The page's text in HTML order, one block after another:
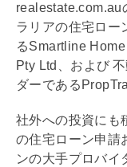
realestate.com.au
ラリアの住宅ロー
るSmartline
Pty Ltd、および
ダーである
社外への投資にも
の住宅ローン申請
ンの大手プロバイ